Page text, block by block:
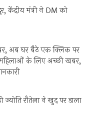
केंद्रीय मंत्री ने DM को
अब घर बैठे एक क्लिक पर
महिलाओं के लिए अच्छी खबर,
ज्योति रौतेला ने खुद पर डाला